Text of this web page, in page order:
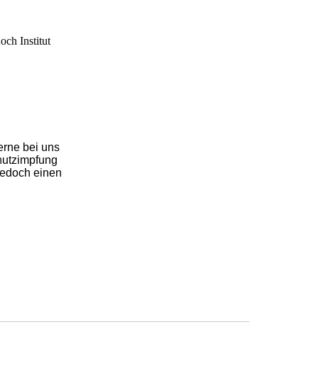
Institut
bei uns
einen